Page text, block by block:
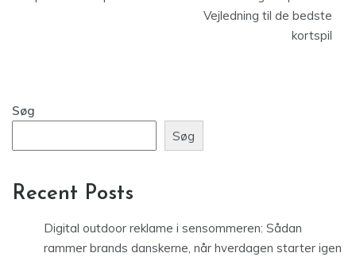
Vejledning til de bedste
kortspil
Søg
Søg
Recent Posts
Digital outdoor reklame i sensommeren: Sådan
rammer brands danskerne, når hverdagen starter igen